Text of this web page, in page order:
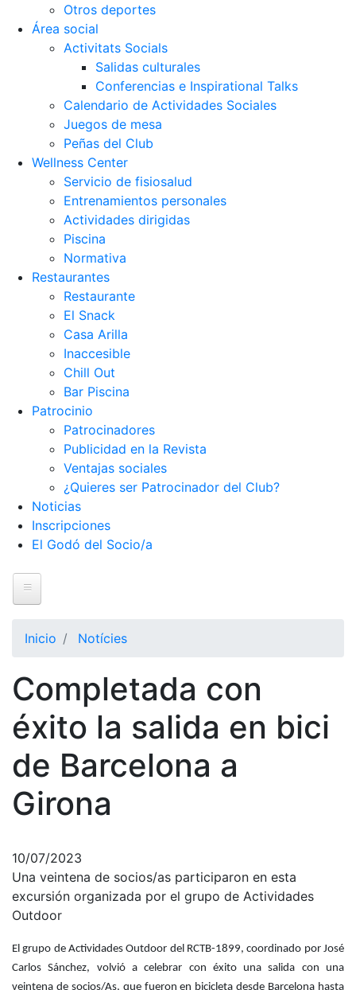
Otros deportes
Área social
Activitats Socials
Salidas culturales
Conferencias e Inspirational Talks
Calendario de Actividades Sociales
Juegos de mesa
Peñas del Club
Wellness Center
Servicio de fisiosalud
Entrenamientos personales
Actividades dirigidas
Piscina
Normativa
Restaurantes
Restaurante
El Snack
Casa Arilla
Inaccesible
Chill Out
Bar Piscina
Patrocinio
Patrocinadores
Publicidad en la Revista
Ventajas sociales
¿Quieres ser Patrocinador del Club?
Noticias
Inscripciones
El Godó del Socio/a
Historia
Nuestra
historia
Cronología
Presidentes
Organización
directiva
Comisiones
y comités
Estructura
Fundación
Inicio Notícies
Completada con
éxito la salida en bici
de Barcelona a
Girona
10/07/2023
Una veintena de socios/as participaron en esta
excursión organizada por el grupo de Actividades
Outdoor
El grupo de Actividades Outdoor del RCTB-1899, coordinado por José
Carlos Sánchez, volvió a celebrar con éxito una salida con una
veintena de socios/As, que fueron en bicicleta desde Barcelona hasta